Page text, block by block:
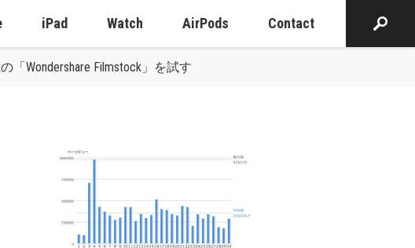
iPad Watch AirPods Contact
Wondershare Filmstock」を試す